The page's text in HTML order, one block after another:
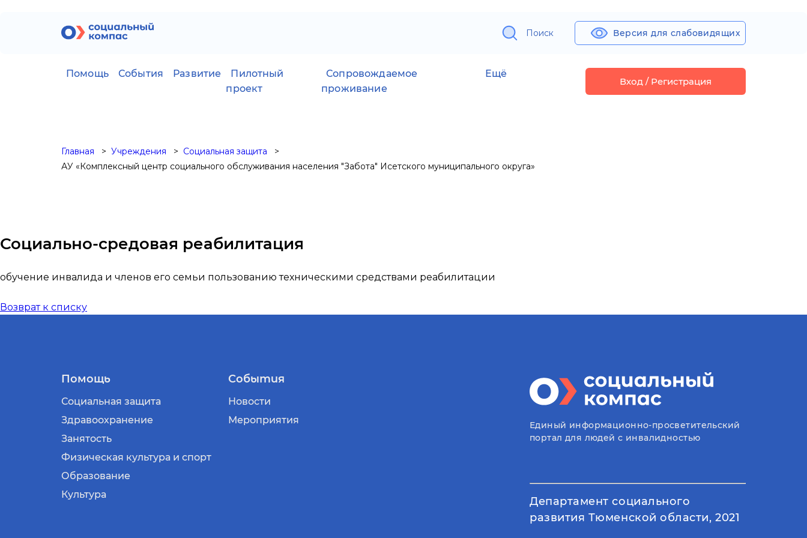
Поиск Версия для слабовидящих
Помощь События Развитие
Пилотный
проект
Сопровождаемое
проживание
Ещё
Вход / Регистрация
Главная Учреждения
Социальная защита
АУ «Комплексный центр социального обслуживания населения "Забота" Исетского муниципального округа»
Социально-средовая реабилитация
обучение инвалида и членов его семьи пользованию техническими средствами реабилитации
Возврат к списку
Помощь
Социальная защита
Здравоохранение
Занятость
Физическая культура и спорт
Образование
Культура
События
Новости
Мероприятия
Единый информационно-просветительский
портал для людей с инвалидностью
Департамент социального
развития Тюменской области, 2021